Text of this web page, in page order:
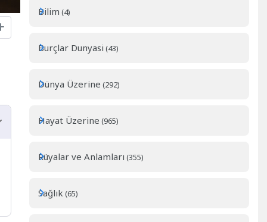
Bilim (4)
Burçlar Dunyasi (43)
Dünya Üzerine (292)
Hayat Üzerine (965)
Rüyalar ve Anlamları (355)
Sağlık (65)